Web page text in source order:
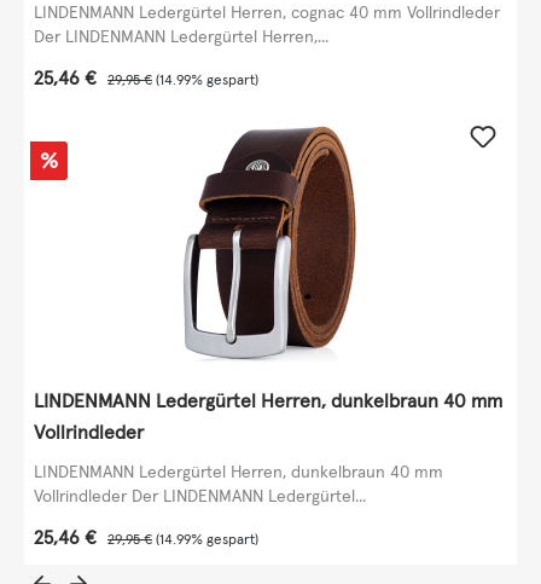
LINDENMANN Ledergürtel Herren, cognac 40 mm Vollrindleder
Der LINDENMANN Ledergürtel Herren,...
Verkaufspreis:
25,46 € Regulärer Preis:
29,95 € (14.99% gespart)
Rabatt
%
LINDENMANN Ledergürtel Herren, dunkelbraun 40 mm
Vollrindleder
LINDENMANN Ledergürtel Herren, dunkelbraun 40 mm
Vollrindleder Der LINDENMANN Ledergürtel...
Verkaufspreis:
25,46 € Regulärer Preis:
29,95 € (14.99% gespart)